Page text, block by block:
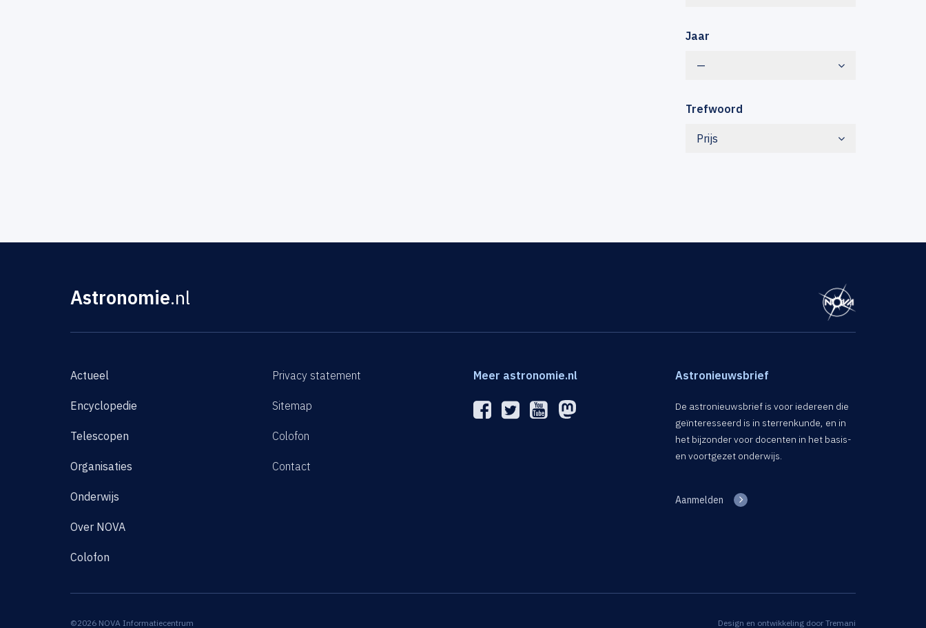
Jaar
—
Trefwoord
Prijs
Astronomie.nl
Actueel
Encyclopedie
Telescopen
Organisaties
Onderwijs
Over NOVA
Colofon
Privacy statement
Sitemap
Colofon
Contact
Meer astronomie.nl Astronieuwsbrief
De astronieuwsbrief is voor iedereen die
geïnteresseerd is in sterrenkunde, en in
het bijzonder voor docenten in het basis-
en voortgezet onderwijs.
Aanmelden
©2026 NOVA Informatiecentrum Design en ontwikkeling door Tremani